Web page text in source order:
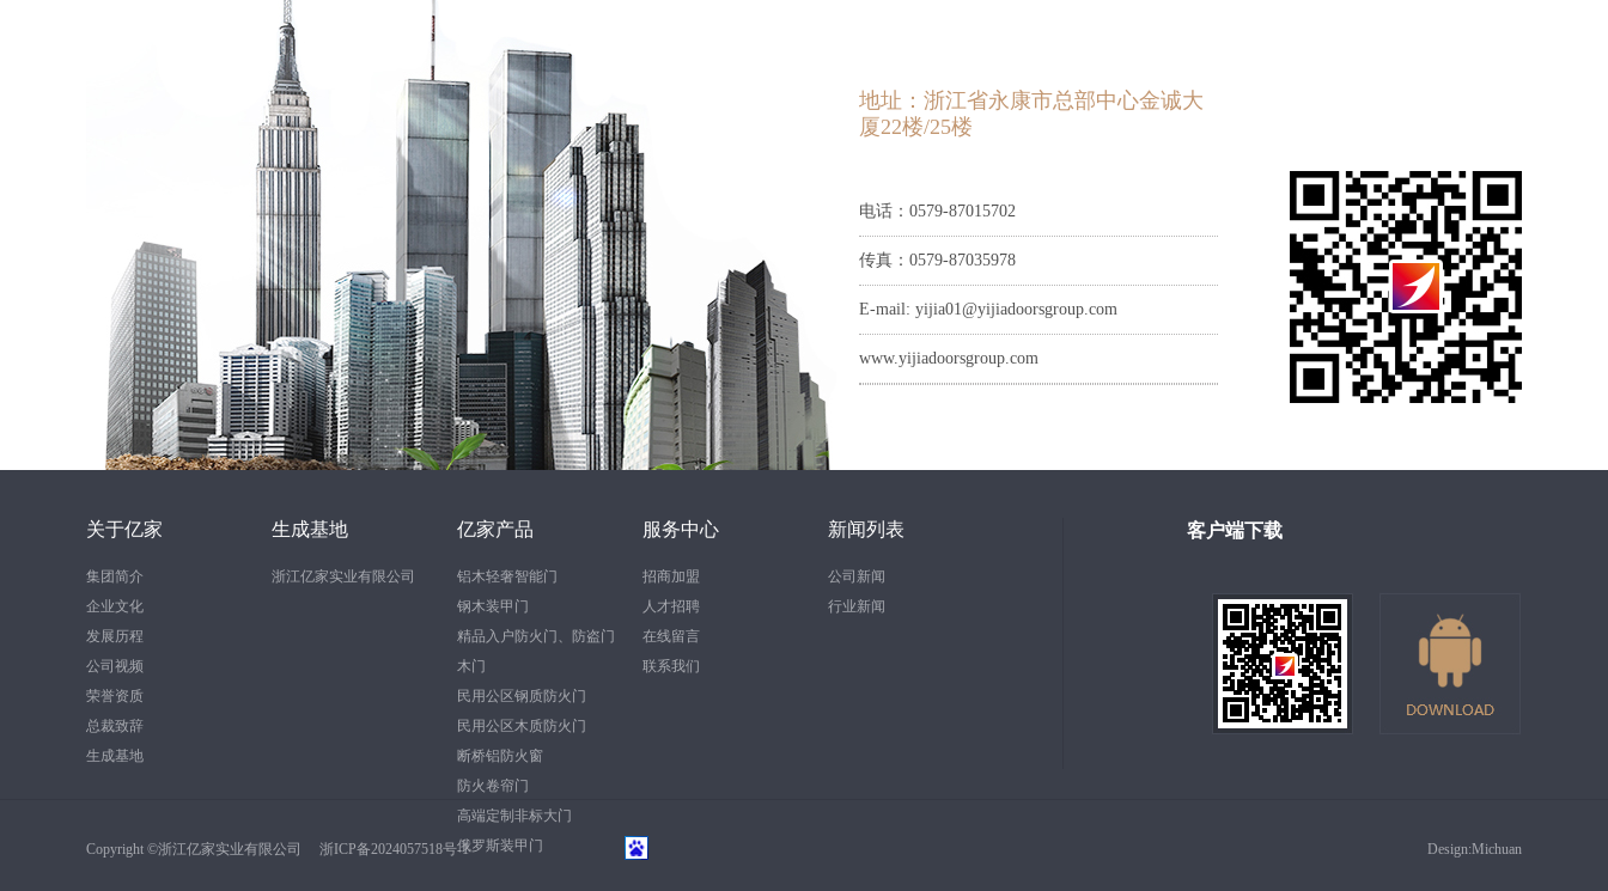
地址：浙江省永康市总部中心金诚大
厦22楼/25楼
电话：0579-87015702
传真：0579-87035978
E-mail: yijia01@yijiadoorsgroup.com
www.yijiadoorsgroup.com
关于亿家
集团简介
企业文化
发展历程
公司视频
荣誉资质
总裁致辞
生成基地
生成基地
浙江亿家实业有限公司
亿家产品
铝木轻奢智能门
钢木装甲门
精品入户防火门、防盗门
木门
民用公区钢质防火门
民用公区木质防火门
断桥铝防火窗
防火卷帘门
高端定制非标大门
俄罗斯装甲门
服务中心
招商加盟
人才招聘
在线留言
联系我们
新闻列表
公司新闻
行业新闻
客户端下载
Copyright ©浙江亿家实业有限公司 浙ICP备2024057518号-1 Design:Michuan